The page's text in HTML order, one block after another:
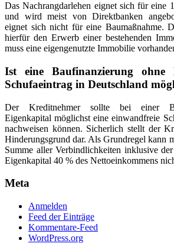
Das Nachrangdarlehen eignet sich für eine
und wird meist von Direktbanken
eignet sich nicht für eine Baumaßnahme.
hierfür den Erwerb einer bestehenden
muss eine eigengenutzte Immobilie
Ist eine Baufinanzierung ohne
Schufaeintrag in Deutschland
Der Kreditnehmer sollte bei einer
Eigenkapital möglichst eine einwandfreie
nachweisen können. Sicherlich stellt der
Hinderungsgrund dar. Als Grundregel kann
Summe aller Verbindlichkeiten inklusive
Eigenkapital 40 % des Nettoeinkommens
Meta
Anmelden
Feed der Einträge
Kommentare-Feed
WordPress.org